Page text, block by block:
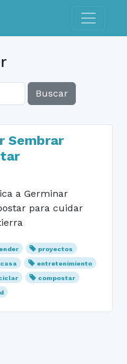
Toggle
Buscar
Sembrar
a Germinar
para cuidar
proyectos
entretenimiento
compostar